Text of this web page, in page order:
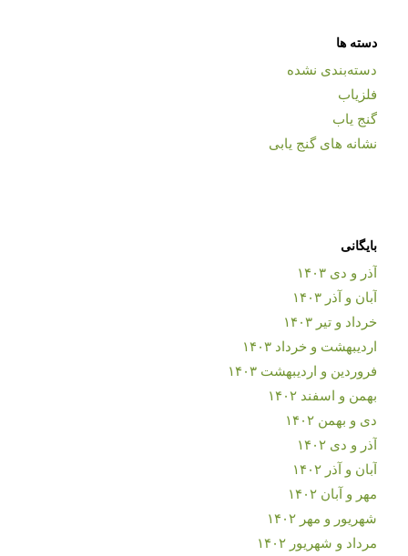
دسته ها
دسته‌بندی نشده
فلزیاب
گنج یاب
نشانه های گنج یابی
بایگانی
آذر و دی ۱۴۰۳
آبان و آذر ۱۴۰۳
خرداد و تیر ۱۴۰۳
اردیبهشت و خرداد ۱۴۰۳
فروردین و اردیبهشت ۱۴۰۳
بهمن و اسفند ۱۴۰۲
دی و بهمن ۱۴۰۲
آذر و دی ۱۴۰۲
آبان و آذر ۱۴۰۲
مهر و آبان ۱۴۰۲
شهریور و مهر ۱۴۰۲
مرداد و شهریور ۱۴۰۲